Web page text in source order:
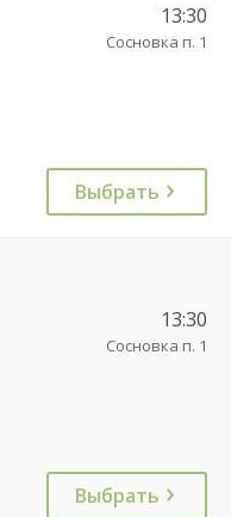
13:30
Сосновка п. 1
Выбрать
13:30
Сосновка п. 1
Выбрать